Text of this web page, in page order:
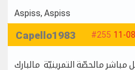
Aspiss, Aspiss
#255 11-
Capello1983
مباشر مالحصّة التمرينيّة مالبارك